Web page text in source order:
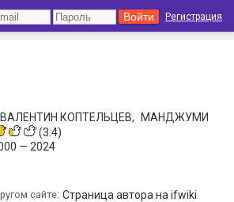
Регистрация
ВАЛЕНТИН КОПТЕЛЬЦЕВ,
МАНДЖУМИ
(3.4)
— 2024
сайте: Страница автора на ifwiki